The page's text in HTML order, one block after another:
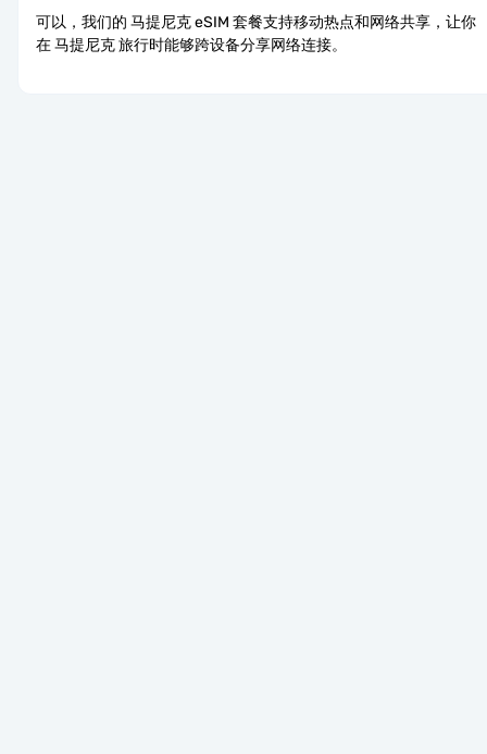
可以，我们的 马提尼克 eSIM 套餐支持移动热点和网络共享，让你
在 马提尼克 旅行时能够跨设备分享网络连接。